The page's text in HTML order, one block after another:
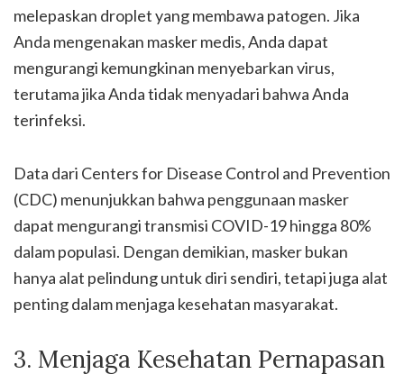
melepaskan droplet yang membawa patogen. Jika
Anda mengenakan masker medis, Anda dapat
mengurangi kemungkinan menyebarkan virus,
terutama jika Anda tidak menyadari bahwa Anda
terinfeksi.
Data dari Centers for Disease Control and Prevention
(CDC) menunjukkan bahwa penggunaan masker
dapat mengurangi transmisi COVID-19 hingga 80%
dalam populasi. Dengan demikian, masker bukan
hanya alat pelindung untuk diri sendiri, tetapi juga alat
penting dalam menjaga kesehatan masyarakat.
3. Menjaga Kesehatan Pernapasan